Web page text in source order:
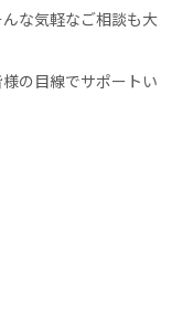
な気軽なご相談も大
の目線でサポートい